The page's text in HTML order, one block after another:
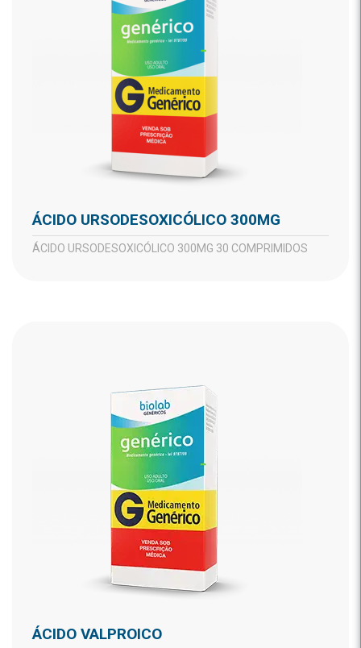
ÁCIDO URSODESOXICÓLICO 300MG
ÁCIDO URSODESOXICÓLICO 300MG 30 COMPRIMIDOS
ÁCIDO VALPROICO